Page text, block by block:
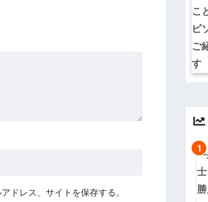
ドレス、サイトを保存する。
1